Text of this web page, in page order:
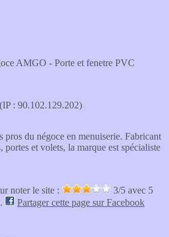
AMGO - Porte et fenetre PVC
(IP : 90.102.129.202)
pros du négoce en menuiserie. Fabricant
portes et volets, la marque est spécialiste
noter le site :
3/5 avec 5
Partager cette page sur Facebook